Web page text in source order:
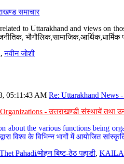
समाचार
to Uttarakhand and views on
,नवीन जोशी
05:11:43 AM Re: Uttarakhand News
- उत्तराखण्डी संस्थायें तथा
about the various functions being
विश्व के विभिन्न भागों में आयोजित
Pahadi/मोहन बिष्ट-ठेठ पहाडी,